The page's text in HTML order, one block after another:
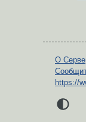
О
https://